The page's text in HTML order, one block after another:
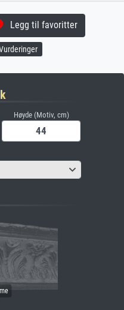
Legg til favoritter
Høyde (Motiv, cm)